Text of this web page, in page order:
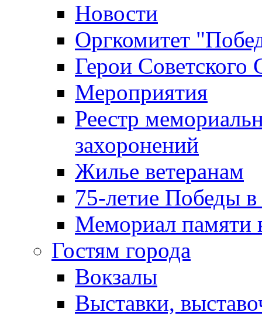
Новости
Оргкомитет
Герои Советского
Мероприятия
Реестр
захоронений
Жилье ветеранам
75-летие Победы
Мемориал памяти
Гостям города
Вокзалы
Выставки,